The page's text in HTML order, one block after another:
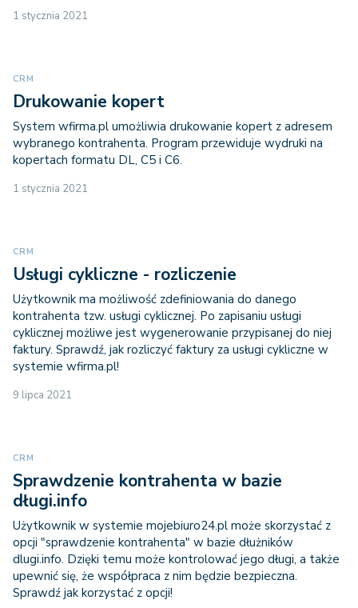
1 stycznia 2021
CRM
Drukowanie kopert
System wfirma.pl umożliwia drukowanie kopert z adresem
wybranego kontrahenta. Program przewiduje wydruki na
kopertach formatu DL, C5 i C6.
1 stycznia 2021
CRM
Usługi cykliczne - rozliczenie
Użytkownik ma możliwość zdefiniowania do danego
kontrahenta tzw. usługi cyklicznej. Po zapisaniu usługi
cyklicznej możliwe jest wygenerowanie przypisanej do niej
faktury. Sprawdź, jak rozliczyć faktury za usługi cykliczne w
systemie wfirma.pl!
9 lipca 2021
CRM
Sprawdzenie kontrahenta w bazie
długi.info
Użytkownik w systemie mojebiuro24.pl może skorzystać z
opcji "sprawdzenie kontrahenta" w bazie dłużników
dlugi.info. Dzięki temu może kontrolować jego długi, a także
upewnić się, że współpraca z nim będzie bezpieczna.
Sprawdź jak korzystać z opcji!